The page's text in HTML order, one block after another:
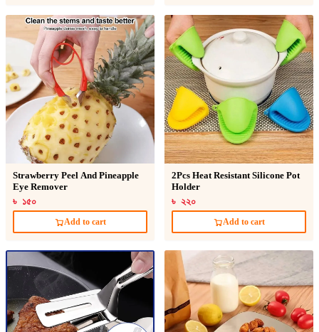
Strawberry Peel And Pineapple
Eye Remover
৳ ১৫০
Add to cart
2Pcs Heat Resistant Silicone Pot
Holder
৳ ২২০
Add to cart